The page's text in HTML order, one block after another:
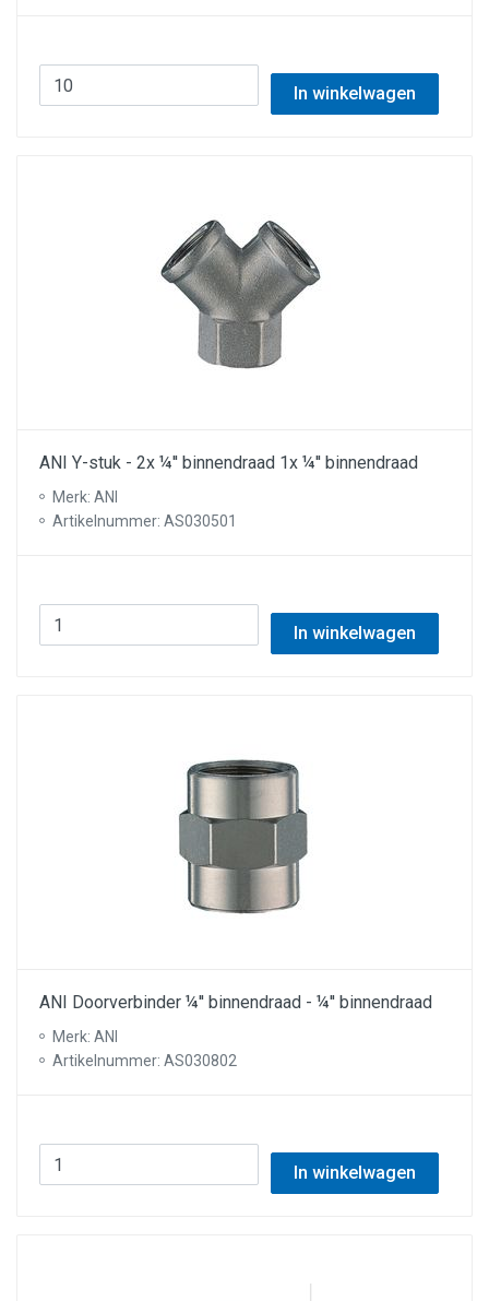
In winkelwagen
ANI Y-stuk - 2x ¼'' binnendraad 1x ¼'' binnendraad
Merk: ANI
Artikelnummer: AS030501
In winkelwagen
ANI Doorverbinder ¼'' binnendraad - ¼'' binnendraad
Merk: ANI
Artikelnummer: AS030802
In winkelwagen